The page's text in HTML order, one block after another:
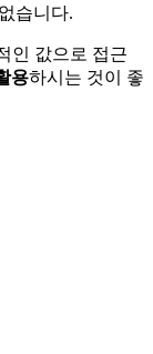
습니다.
인 값으로 접근
용하시는 것이 좋